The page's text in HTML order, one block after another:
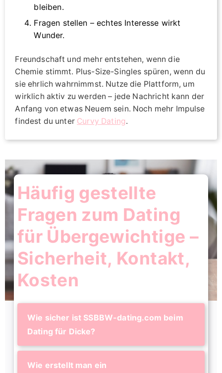
bleiben.
Fragen stellen – echtes Interesse wirkt
Wunder.
Freundschaft und mehr entstehen, wenn die
Chemie stimmt. Plus-Size-Singles spüren, wenn du
sie ehrlich wahrnimmst. Nutze die Plattform, um
wirklich aktiv zu werden – jede Nachricht kann der
Anfang von etwas Neuem sein. Noch mehr Impulse
findest du unter Curvy Dating.
Häufig gestellte
Fragen zum Dating
für Übergewichtige –
Sicherheit, Kontakt,
Kosten
Wie sicher ist SSBBW-dating.com beim
Dating für Dicke?
Wie erstellt man ein